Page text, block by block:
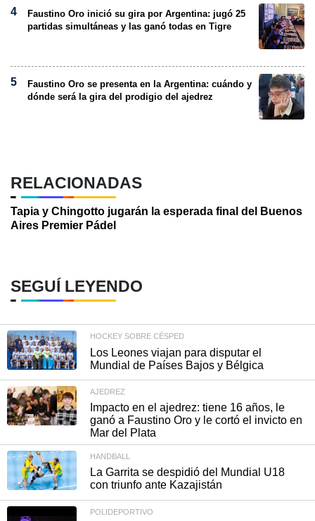
RELACIONADAS
Tapia y Chingotto jugarán la esperada final del Buenos
Aires Premier Pádel
Faustino Oro inició su gira por Argentina: jugó 25
partidas simultáneas y las ganó todas en Tigre
Faustino Oro se presenta en la Argentina: cuándo y
dónde será la gira del prodigio del ajedrez
SEGUÍ LEYENDO
HOCKEY SOBRE CÉSPED
Los Leones viajan para disputar el
Mundial de Países Bajos y Bélgica
AJEDREZ
Impacto en el ajedrez: tiene 16 años, le
ganó a Faustino Oro y le cortó el invicto en
Mar del Plata
HANDBALL
La Garrita se despidió del Mundial U18
con triunfo ante Kazajistán
POLIDEPORTIVO